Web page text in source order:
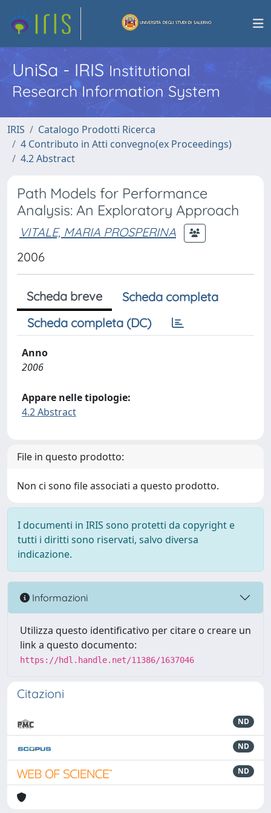
UniSa - IRISInstitutional
Research Information System
IRIS
Catalogo Prodotti Ricerca
4 Contributo in Atti convegno(ex Proceedings)
4.2 Abstract
Path Models for Performance
Analysis: An Exploratory Approach
VITALE, MARIA PROSPERINA
2006
Scheda breve
Scheda completa
Scheda completa (DC)
Anno
2006
Appare nelle tipologie:
4.2 Abstract
File in questo prodotto:
Non ci sono file associati a questo prodotto.
I documenti in IRIS sono protetti da copyright e
tutti i diritti sono riservati, salvo diversa
indicazione.
Informazioni
Utilizza questo identificativo per citare o creare un
link a questo documento:
https://hdl.handle.net/11386/1637046
Citazioni
ND
ND
ND